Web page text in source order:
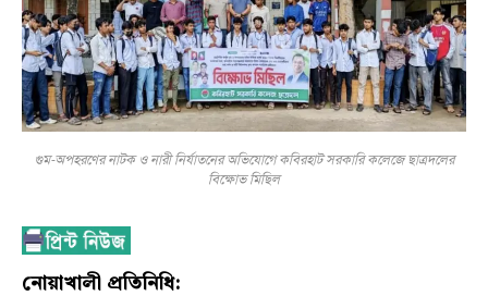
গুম-অপহরণের নাটক ও নারী নির্যাতনের অভিযোগে কবিরহাট সরকারি কলেজে ছাত্রদলের
বিক্ষোভ মিছিল
নোয়াখালী প্রতিনিধি: